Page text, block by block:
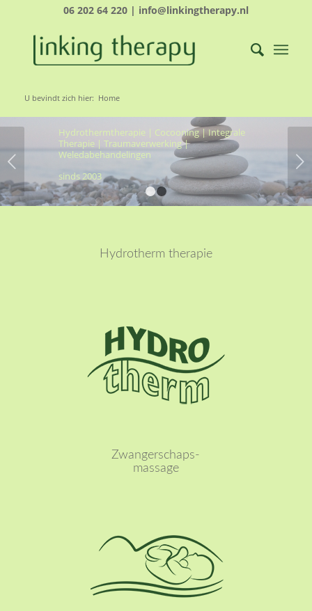
06 202 64 220 | info@linkingtherapy.nl
U bevindt zich hier: Home
NAAR JOUW KERN, OM
Hydrothermtherapie | Cocooning | Integrale
Therapie | Traumaverwerking |
Weledabehandelingen
sinds 2003
Volgende
1 2
Hydrotherm therapie
Lees meer
Zwangerschaps-
massage
Lees meer